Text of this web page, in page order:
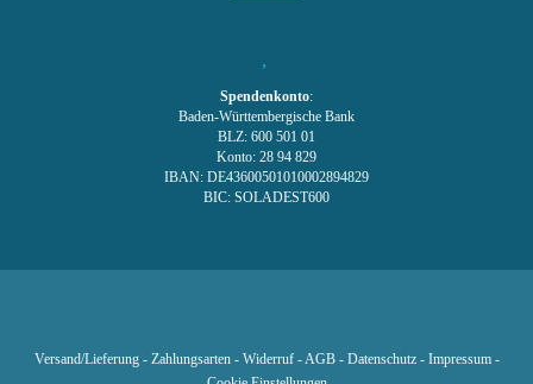
Spendenkonto:
Baden-Württembergische Bank
BLZ: 600 501 01
Konto: 28 94 829
IBAN: DE43600501010002894829
BIC: SOLADEST600
Versand/Lieferung- Zahlungsarten- Widerruf-AGB- Datenschutz- Impressum-